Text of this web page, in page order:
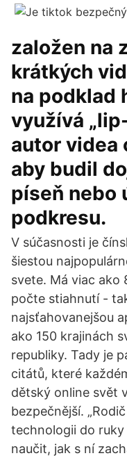
založen na
krátkých
na podklad
využívá
autor videa
aby budil
píseň nebo
podkresu.
V súčasnosti je
šiestou
svete. Má viac ako
počte stiahnutí -
najsťahovanejšou
ako 150 krajinách
republiky. Tady je
citátů, které
dětský online svět
bezpečnější.
technologii do ruky
naučit, jak s ní